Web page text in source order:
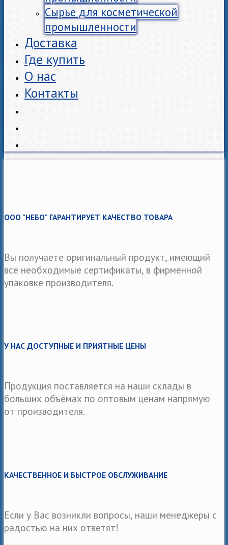
Сырье для косметической
промышленности
Доставка
Где купить
О нас
Контакты
ООО "НЕБО" ГАРАНТИРУЕТ КАЧЕСТВО ТОВАРА
Вы получаете оригинальный продукт, имеющий
все необходимые сертификаты, в фирменной
упаковке производителя.
У НАС ДОСТУПНЫЕ И ПРИЯТНЫЕ ЦЕНЫ
Продукция поставляется на наши склады в
больших объёмах по оптовым ценам напрямую
от производителя.
КАЧЕСТВЕННОЕ И БЫСТРОЕ ОБСЛУЖИВАНИЕ
Если у Вас возникли вопросы, наши менеджеры с
радостью на них ответят!